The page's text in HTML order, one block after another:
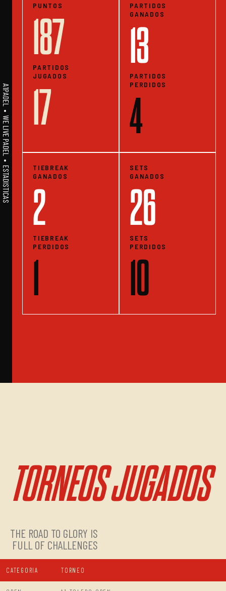
A1PADEL • WE LIVE PADEL • ESTADISTICAS
PUNTOS
187
PARTIDOS
JUGADOS
17
PARTIDOS
GANADOS
13
PARTIDOS
PERDIDOS
4
TIEBREAK
GANADOS
2
TIEBREAK
PERDIDOS
1
SETS
GANADOS
26
SETS
PERDIDOS
10
TORNEOS JUGADOS
THE ROAD TO GLORY IS
FULL OF CHALLENGES
CATEGORIA TORNEO